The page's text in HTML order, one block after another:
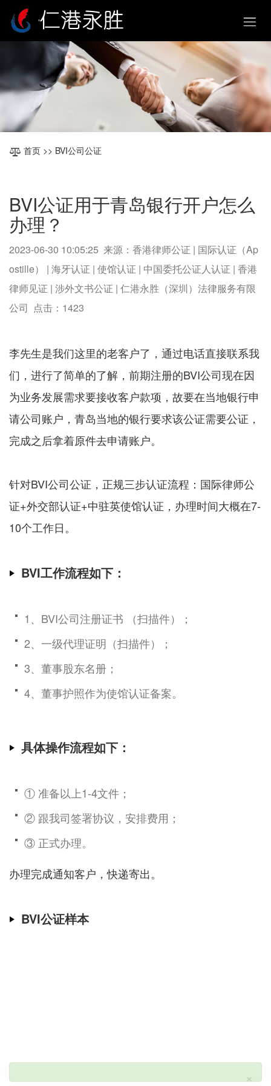
首页 >> BVI公司公证
BVI公证用于青岛银行开户怎么
办理？
2023-06-30 10:05:25 来源：香港律师公证 | 国际认证（Ap
ostille） | 海牙认证 | 使馆认证 | 中国委托公证人认证 | 香港
律师见证 | 涉外文书公证 | 仁港永胜（深圳）法律服务有限
公司 点击： 1423
李先生是我们这里的老客户了，通过电话直接联系我
们，进行了简单的了解，前期注册的BVI公司现在因
为业务发展需求要接收客户款项，故要在当地银行申
请公司账户，青岛当地的银行要求该公证需要公证，
完成之后拿着原件去申请账户。
针对BVI公司公证，正规三步认证流程：国际律师公
证+外交部认证+中驻英使馆认证，办理时间大概在7-
10个工作日。
BVI工作流程如下：
1、BVI公司注册证书 （扫描件）；
2、一级代理证明（扫描件）；
3、董事股东名册；
4、董事护照作为使馆认证备案。
具体操作流程如下：
① 准备以上1-4文件；
② 跟我司签署协议，安排费用；
③ 正式办理。
办理完成通知客户，快递寄出。
BVI公证样本
×